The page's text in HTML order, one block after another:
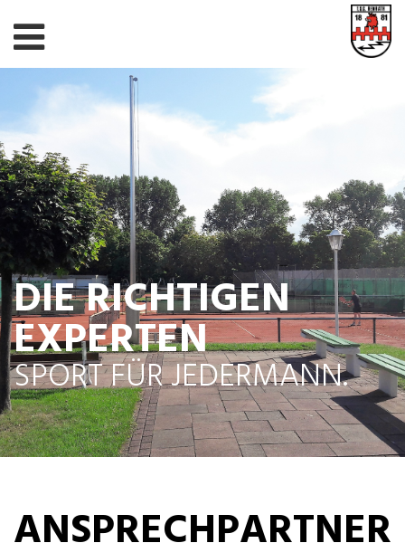
DIE RICHTIGEN
EXPERTEN
SPORT FÜR JEDERMANN.